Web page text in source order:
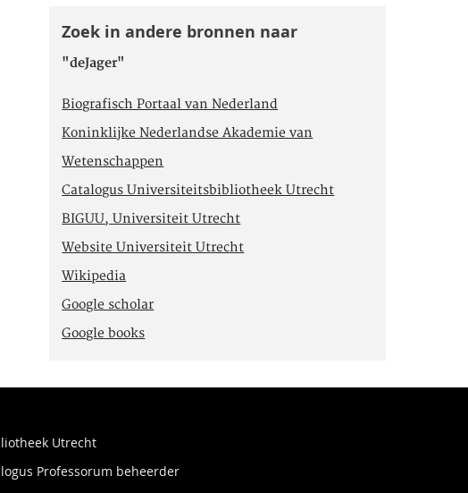
Zoek in andere bronnen naar
"deJager"
Biografisch Portaal van Nederland
Koninklijke Nederlandse Akademie van
Wetenschappen
Catalogus Universiteitsbibliotheek Utrecht
BIGUU, Universiteit Utrecht
Website Universiteit Utrecht
Wikipedia
Google scholar
Google books
Utrecht
Professorum beheerder